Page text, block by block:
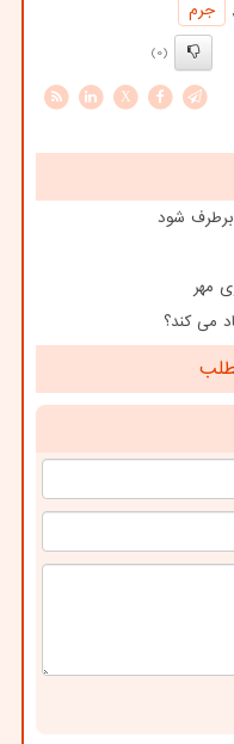
,
جرم
(0)
X
برطرف شود
مهر
می کند؟